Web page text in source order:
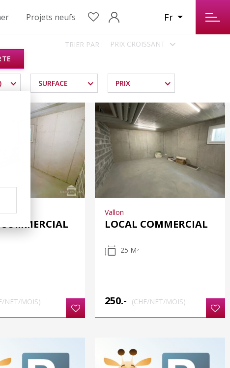
Projets neufs Fr
TRIER PAR : PRIX CROISSANT
SURFACE PRIX
NET/MOIS)
Vallon
LOCAL COMMERCIAL
25 M2
250.- (CHF/NET/MOIS)